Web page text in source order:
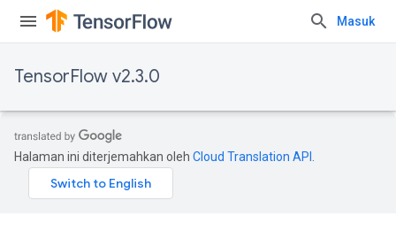
Masuk
TensorFlow v2.3.0
Halaman ini diterjemahkan oleh Cloud Translation API